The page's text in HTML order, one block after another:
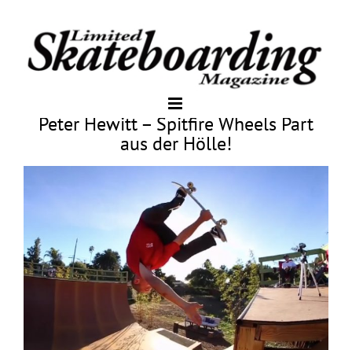
Peter Hewitt – Spitfire Wheels Part
aus der Hölle!